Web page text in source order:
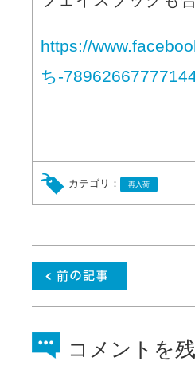
https://
ち-
カテゴリ： 再入荷
コメントを